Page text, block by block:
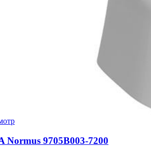
Normus 9705B003-7200